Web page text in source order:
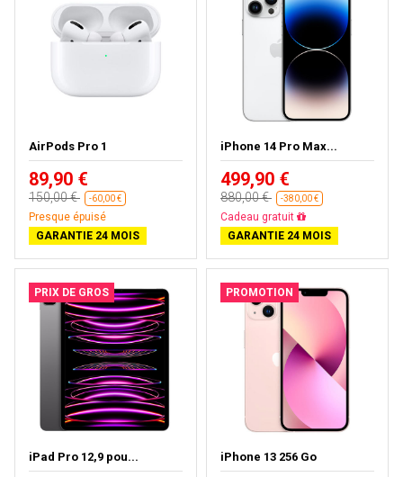
AirPods Pro 1
89,90 €
150,00 € -60,00 €
Presque épuisé
GARANTIE 24 MOIS
iPhone 14 Pro Max...
499,90 €
880,00 € -380,00 €
Livraison gratuite
GARANTIE 24 MOIS
PRIX DE GROS
iPad Pro 12,9 pou...
PROMOTION
iPhone 13 256 Go